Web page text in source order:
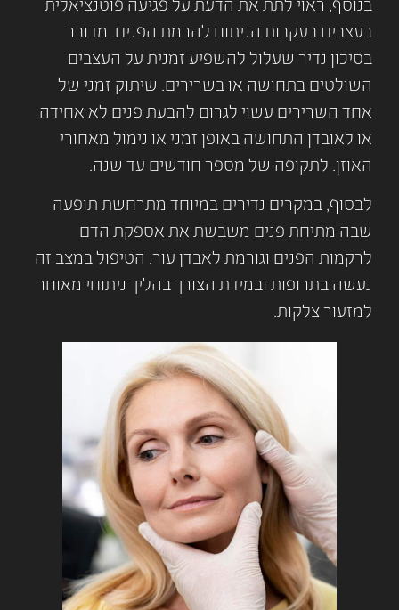
בנוסף, ראוי לתת את הדעת על פגיעה פוטנציאלית
בעצבים בעקבות הניתוח להרמת הפנים. מדובר
בסיכון נדיר שעלול להשפיע זמנית על העצבים
השולטים בתחושה או בשרירים. שיתוק זמני של
אחד השרירים עשוי לגרום להבעת פנים לא אחידה
או לאובדן התחושה באופן זמני או נימול מאחורי
האוזן. לתקופה של מספר חודשים עד שנה.
לבסוף, במקרים נדירים במיוחד מתרחשת תופעה
שבה מתיחת פנים משבשת את אספקת הדם
לרקמות הפנים וגורמת לאבדן עור. הטיפול במצב זה
נעשה בתרופות ובמידת הצורך בהליך ניתוחי מאוחר
למזעור צלקות.